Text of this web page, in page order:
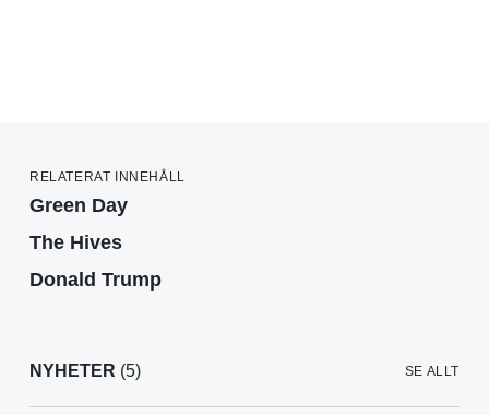
RELATERAT INNEHÅLL
Green Day
The Hives
Donald Trump
NYHETER (5) SE ALLT